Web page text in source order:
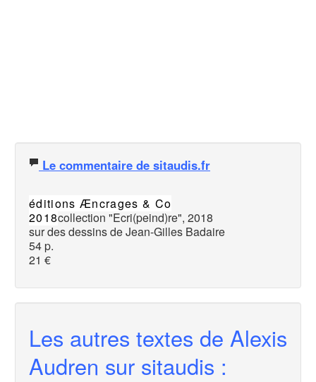
Le commentaire de sitaudis.fr
éditions Æncrages & Co
2018collection "Ecri(peind)re", 2018
sur des dessins de Jean-Gilles Badaire
54 p.
21 €
Les autres textes de Alexis
Audren sur sitaudis :